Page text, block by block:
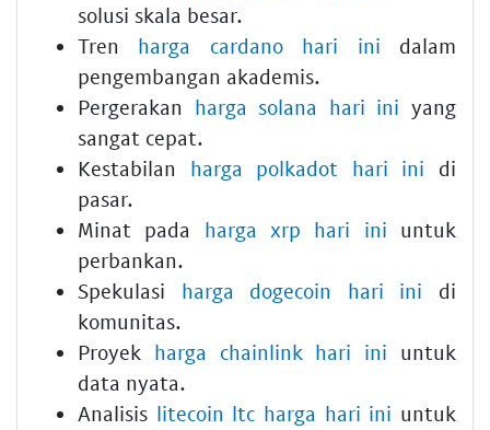
solusi skala besar.
Tren harga cardano hari ini dalam
pengembangan akademis.
Pergerakan harga solana hari ini yang
sangat cepat.
Kestabilan harga polkadot hari ini di
pasar.
Minat pada harga xrp hari ini untuk
perbankan.
Spekulasi harga dogecoin hari ini di
komunitas.
Proyek harga chainlink hari ini untuk
data nyata.
Analisis litecoin ltc harga hari ini untuk